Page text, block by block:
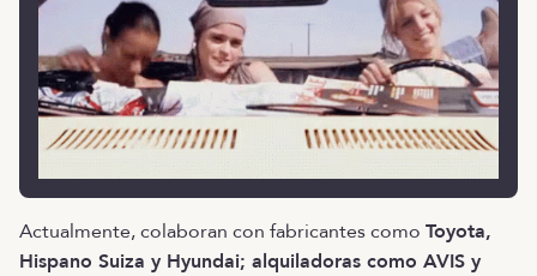
Actualmente, colaboran con fabricantes como Toyota,
Hispano Suiza y Hyundai; alquiladoras como AVIS y